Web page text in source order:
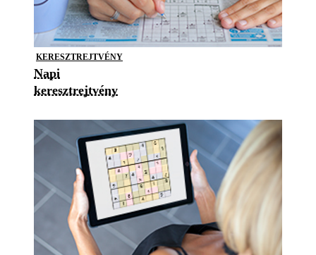
KERESZTREJTVÉNY
Napi
keresztrejtvény